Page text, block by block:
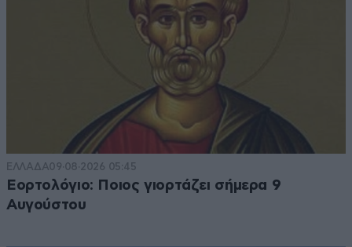
ΕΛΛΑΔΑ09·08·2026 05:45
Εορτολόγιο: Ποιος γιορτάζει σήμερα 9
Αυγούστου